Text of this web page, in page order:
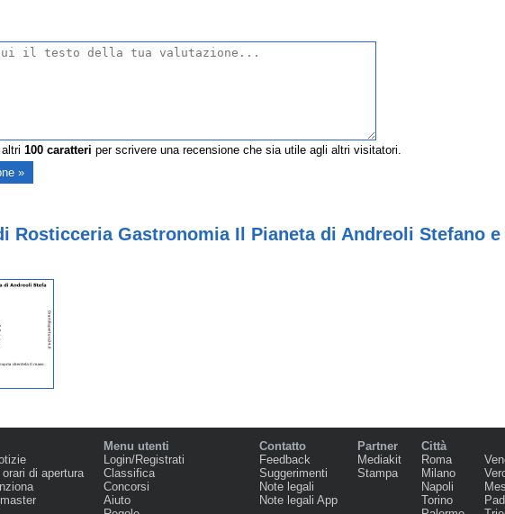
100caratteri per scrivere una recensione che sia utile agli altri visitatori.
Rosticceria Gastronomia Il Pianeta di Andreoli Stefano e
orari di apertura
Menu utenti
Login/Registrati
Classifica
Concorsi
Aiuto
Contatto
Feedback
Suggerimenti
Note legali
Note legali App
Partner
Mediakit
Stampa
Città
Roma
Milano
Napoli
Torino